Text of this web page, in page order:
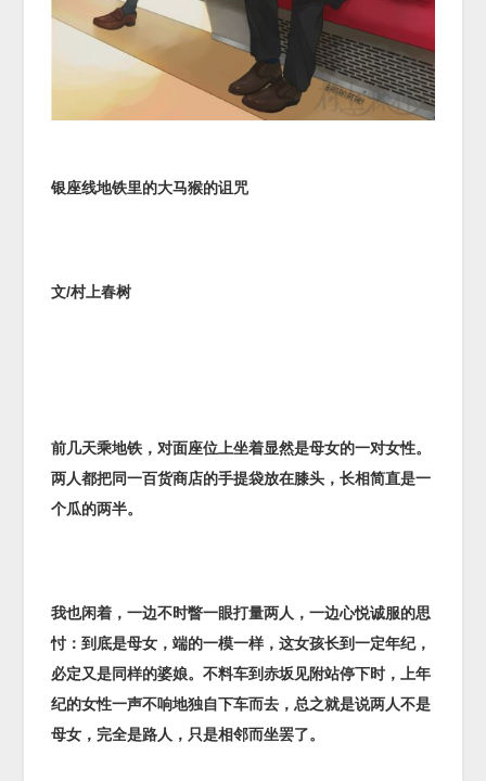
银座线地铁里的大马猴的诅咒
文/村上春树
前几天乘地铁，对面座位上坐着显然是母女的一对女性。
两人都把同一百货商店的手提袋放在膝头，长相简直是一
个瓜的两半。
我也闲着，一边不时瞥一眼打量两人，一边心悦诚服的思
忖：到底是母女，端的一模一样，这女孩长到一定年纪，
必定又是同样的婆娘。不料车到赤坂见附站停下时，上年
纪的女性一声不响地独自下车而去，总之就是说两人不是
母女，完全是路人，只是相邻而坐罢了。